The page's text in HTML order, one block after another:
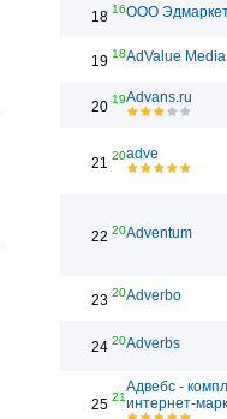
18 16ООО
19 18AdValue Media
20 19Advans.ru
21 20adve
22 20Adventum
23 20Adverbo
24 20Adverbs
25 21
Адвебс -
интернет-